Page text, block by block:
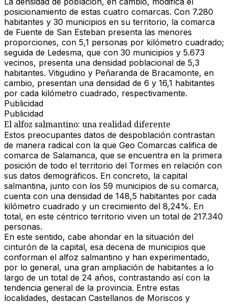
posicionamiento de estas cuatro comarcas. Con 7.280
habitantes y 30 municipios en su territorio, la comarca
de Fuente de San Esteban presenta las menores
proporciones, con 5,1 personas por kilómetro cuadrado;
seguida de Ledesma, que con 30 municipios y 5.673
vecinos, presenta una densidad poblacional de 5,3
habitantes. Vitigudino y Peñaranda de Bracamonte, en
cambio, presentan una densidad de 6 y 16,1 habitantes
por cada kilómetro cuadrado, respectivamente.
Publicidad
Publicidad
El alfoz salmantino: una realidad diferente
Estos preocupantes datos de despoblación contrastan
de manera radical con la que Geo Comarcas califica de
comarca de Salamanca, que se encuentra en la primera
posición de todo el territorio del Tormes en relación con
sus datos demográficos. En concreto, la capital
salmantina, junto con los 59 municipios de su comarca,
cuenta con una densidad de 148,5 habitantes por cada
kilómetro cuadrado y un crecimiento del 8,24%. En
total, en este céntrico territorio viven un total de 217.340
personas.
En este sentido, cabe ahondar en la situación del
cinturón de la capital, esa decena de municipios que
conforman el alfoz salmantino y han experimentado,
por lo general, una gran ampliación de habitantes a lo
largo de un total de 24 años, contrastando así con la
tendencia general de la provincia. Entre estas
localidades, destacan Castellanos de Moriscos y